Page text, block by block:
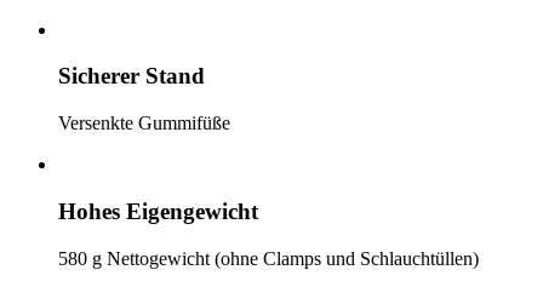
Sicherer Stand
Versenkte Gummifüße
Hohes Eigengewicht
580 g Nettogewicht (ohne Clamps und Schlauchtüllen)